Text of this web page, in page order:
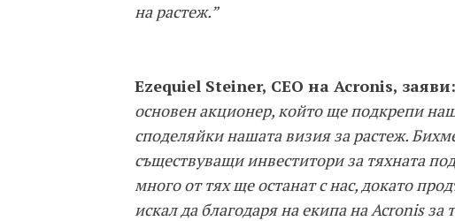
на растеж.”
Ezequiel Steiner, CEO на Acronis, заяви:
основен акционер, който ще подкрепи
споделяйки нашата визия за растеж.
съществуващи инвеститори за тяхната
много от тях ще останат с нас, докато
искал да благодаря на екипа на Acronis за